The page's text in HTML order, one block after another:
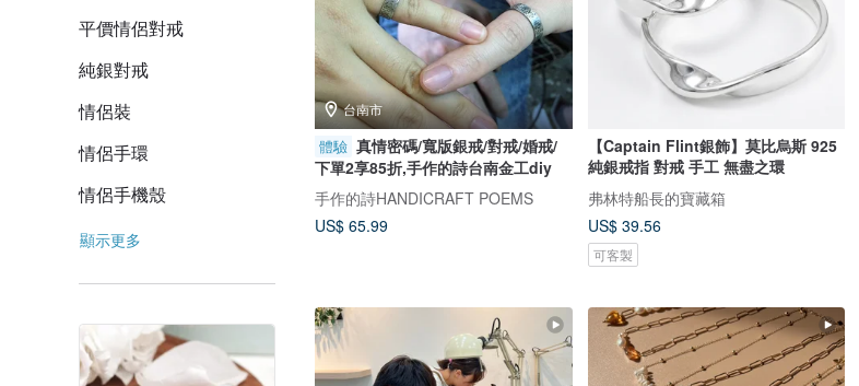
平價情侶對戒
純銀對戒
情侶裝
情侶手環
情侶手機殼
顯示更多
台南市
體驗 真情密碼/寬版銀戒/對戒/婚戒/
下單2享85折,手作的詩台南金工diy
手作的詩HANDICRAFT POEMS
US$ 65.99
【Captain Flint銀飾】莫比烏斯 925
純銀戒指 對戒 手工 無盡之環
弗林特船長的寶藏箱
US$ 39.56
可客製